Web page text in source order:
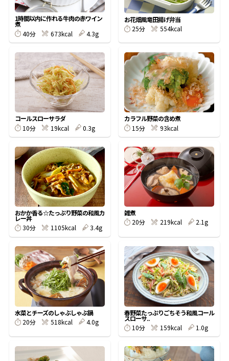
サッと鍋® 楽チン鍋®
楽チン屋® ストレートつゆ
新鮮一番 『氷熟®』
めんつゆレシピ
割烹白だしレシピ
レシピ特設サイト
割烹白だしレシピ特集
かつおだしが決め手！簡単茶碗蒸し
1時間以内に作れる牛肉の赤ワイン
煮
40分
673kcal 4.3g
お花畑風竜田揚げ弁当
25分
554kcal
コールスローサラダ
10分
19kcal 0.3g
カラフル野菜の含め煮
15分
93kcal
おかか香る☆たっぷり野菜の和風カ
レー丼
30分
1105kcal 3.4g
雑煮
20分
219kcal 2.1g
水菜とチーズのしゃぶしゃぶ鍋
20分
518kcal 4.0g
春野菜たっぷりごちそう和風コール
スローサ..
10分
159kcal 1.0g